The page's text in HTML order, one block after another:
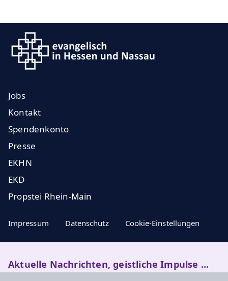
Jobs
Kontakt
Spendenkonto
Presse
EKHN
EKD
Propstei Rhein-Main
Impressum Datenschutz Cookie-Einstellungen
Aktuelle Nachrichten, geistliche Impulse ...